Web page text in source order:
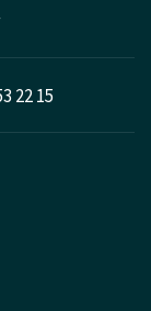
22 15